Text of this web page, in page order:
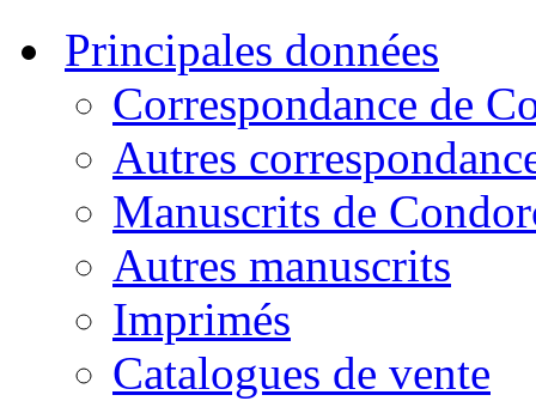
Principales données
Correspondance de
Autres
Manuscrits de
Autres manuscrits
Imprimés
Catalogues de vente